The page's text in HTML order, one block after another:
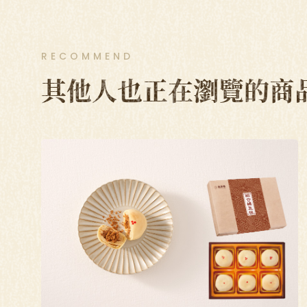
RECOMMEND
其他人也正在瀏覽的商